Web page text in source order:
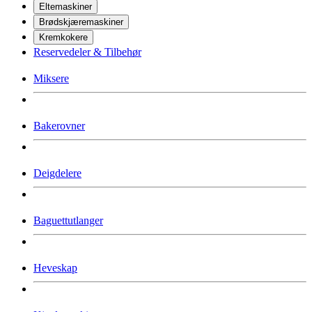
Eltemaskiner
Brødskjæremaskiner
Kremkokere
Reservedeler & Tilbehør
Miksere
Bakerovner
Deigdelere
Baguettutlanger
Heveskap